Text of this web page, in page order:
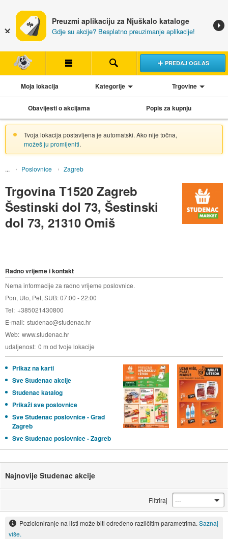
Preuzmi aplikaciju za Njuškalo kataloge
Gdje su akcije? Besplatno preuzimanje aplikacije!
PREDAJ OGLAS
Moja lokacija Kategorije Trgovine
Obavijesti o akcijama Popis za kupnju
Tvoja lokacija postavljena je automatski. Ako nije točna,
možeš ju promijeniti.
Poslovnice Zagreb
Trgovina T1520 Zagreb
Šestinski dol 73, Šestinski
dol 73, 21310 Omiš
Radno vrijeme i kontakt
Nema informacije za radno vrijeme poslovnice.
Pon, Uto, Pet, SUB: 07:00 - 22:00
Tel +385021430800
E-mail studenac@studenac.hr
Web www.studenac.hr
udaljenost 0 m od tvoje lokacije
Prikaz na karti
Sve Studenac akcije
Studenac katalog
Prikaži sve poslovnice
Sve Studenac poslovnice - Grad
Zagreb
Sve Studenac poslovnice - Zagreb
Najnovije Studenac akcije
Filtriraj
Pozicioniranje na listi može biti određeno različitim parametrima. Saznaj
više.